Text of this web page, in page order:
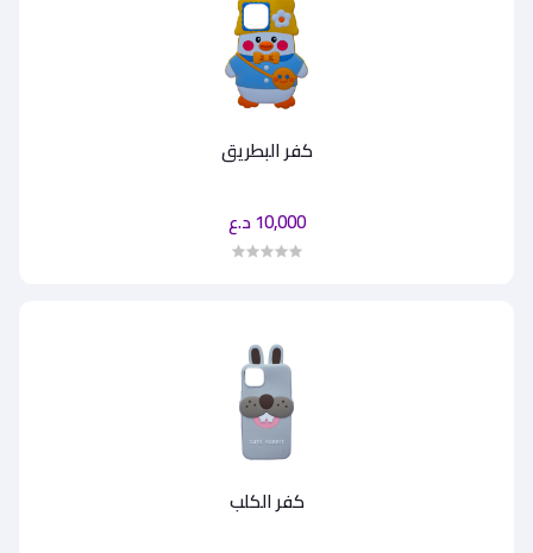
كفر البطريق
10,000 د.ع
كفر الكلب